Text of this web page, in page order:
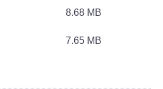
Program
8.68 MB
7.65 MB